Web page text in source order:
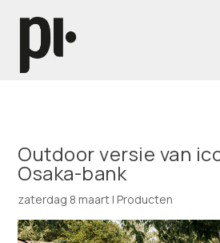
Outdoor versie van
Osaka-bank
zaterdag 8 maart | Producten